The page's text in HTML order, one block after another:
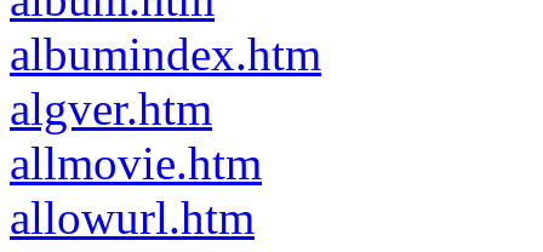
albumindex.htm
algver.htm
allmovie.htm
allowurl.htm